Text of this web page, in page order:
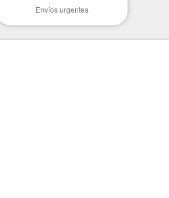
Envíos urgentes